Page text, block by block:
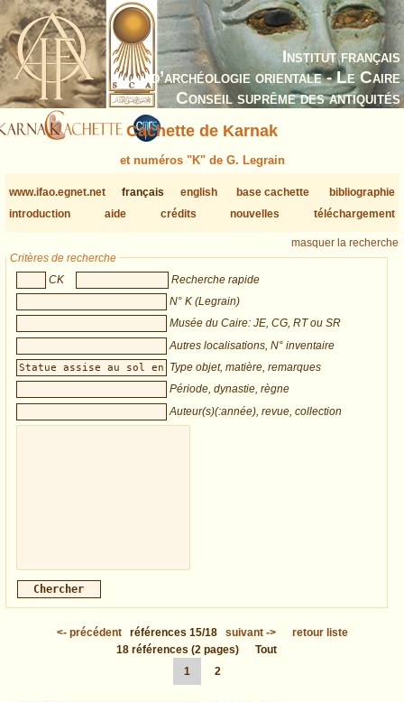
Institut français
d’archéologie orientale - Le Caire
Conseil suprême des antiquités
Cachette de Karnak
et numéros "K" de G. Legrain
www.ifao.egnet.net français english base cachette
bibliographie
introduction
aide crédits nouvelles téléchargement
masquer la recherche
Critères de recherche
CK
Recherche rapide
N° K (Legrain)
Musée du Caire: JE, CG, RT ou SR
Autres localisations, N° inventaire
Type objet, matière, remarques
Période, dynastie, règne
Auteur(s)(:année), revue, collection
<- précédent références 15/18 suivant->
retour liste
18 références (2 pages)
Tout
1
2